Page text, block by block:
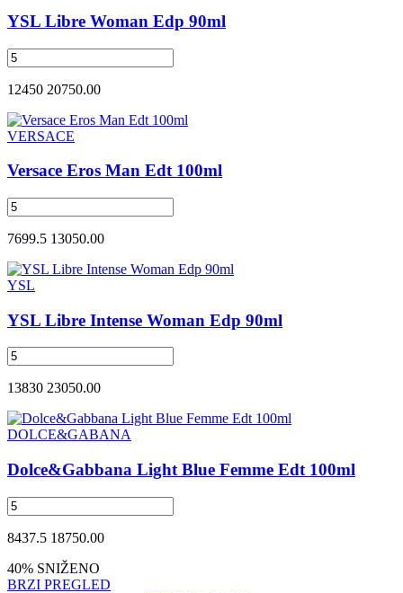
YSL Libre Woman Edp 90ml
12450 20750.00
VERSACE
Versace Eros Man Edt 100ml
7699.5 13050.00
YSL
YSL Libre Intense Woman Edp 90ml
13830 23050.00
DOLCE&GABANA
Dolce&Gabbana Light Blue Femme Edt 100ml
8437.5 18750.00
40% SNIŽENO
BRZI PREGLED